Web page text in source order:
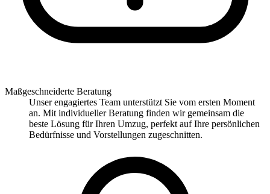
Maßgeschneiderte Beratung
Unser engagiertes Team unterstützt Sie vom ersten Moment
an. Mit individueller Beratung finden wir gemeinsam die
beste Lösung für Ihren Umzug, perfekt auf Ihre persönlichen
Bedürfnisse und Vorstellungen zugeschnitten.